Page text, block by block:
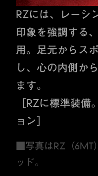
RZには、レーシ
印象を強調する
用。足元からス
し、心の内側か
ます。
［RZに標準装
ョン］
■写真はRZ（6MT
ッド。